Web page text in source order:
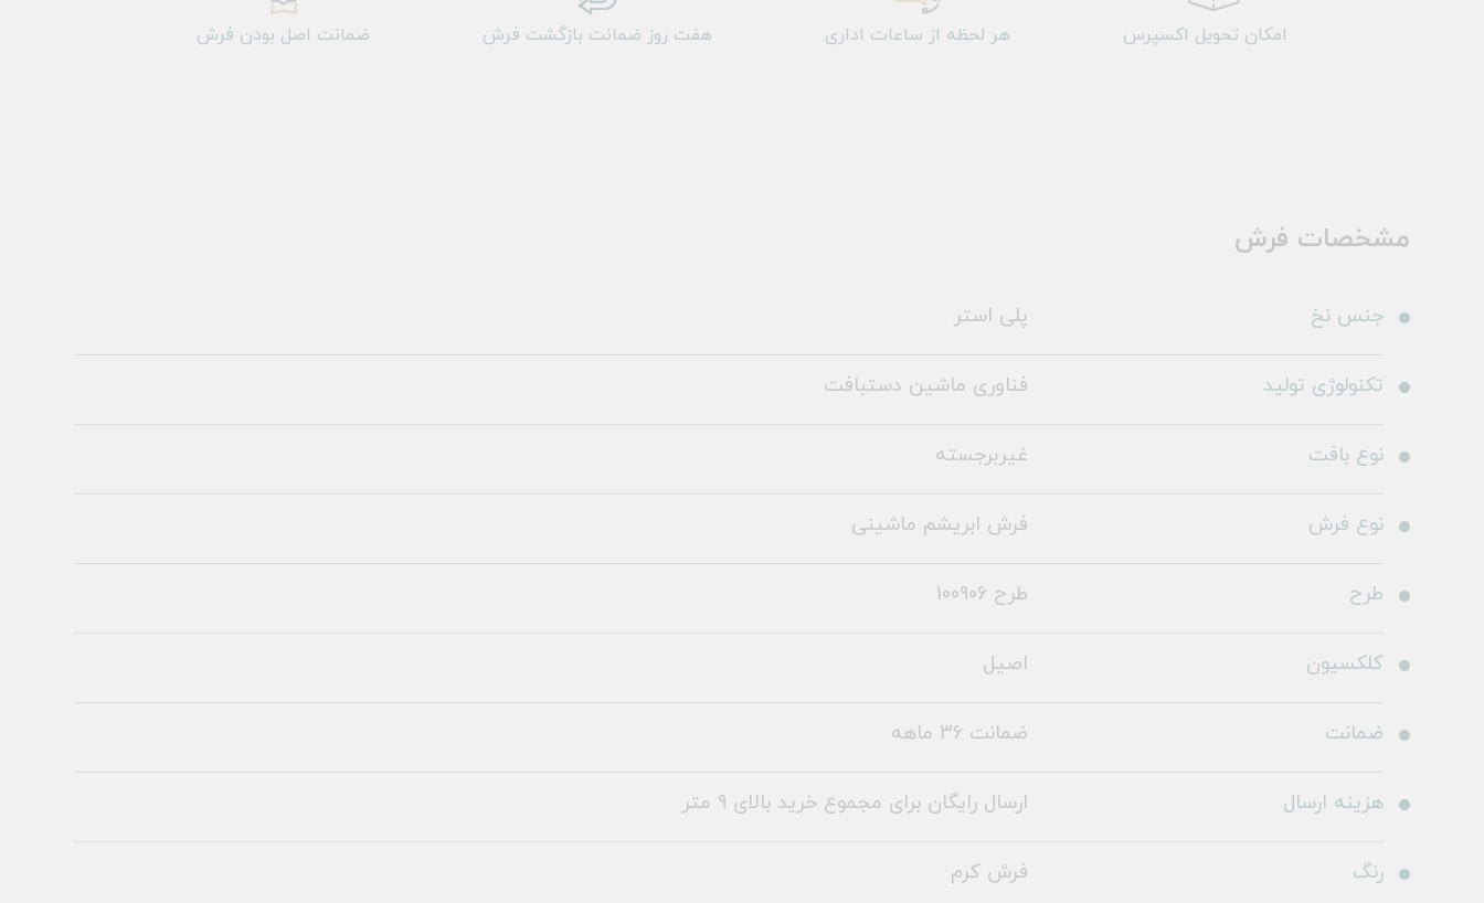
امکان تحویل اکسپرس هر لحظه از ساعات اداری هفت روز ضمانت بازگشت فرش ضمانت اصل بودن فرش
مشخصات فرش
جنس نخ پلی استر
تکنولوژی تولید فناوری ماشین دستبافت
نوع بافت غیربرجسته
نوع فرش فرش ابریشم ماشینی
طرح طرح 100906
کلکسیون اصیل
ضمانت ضمانت 36 ماهه
هزینه ارسال ارسال رایگان برای مجموع خرید بالای 9 متر
رنگ فرش کرم